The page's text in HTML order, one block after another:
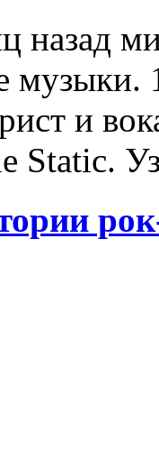
назад
музыки.
и
Static.